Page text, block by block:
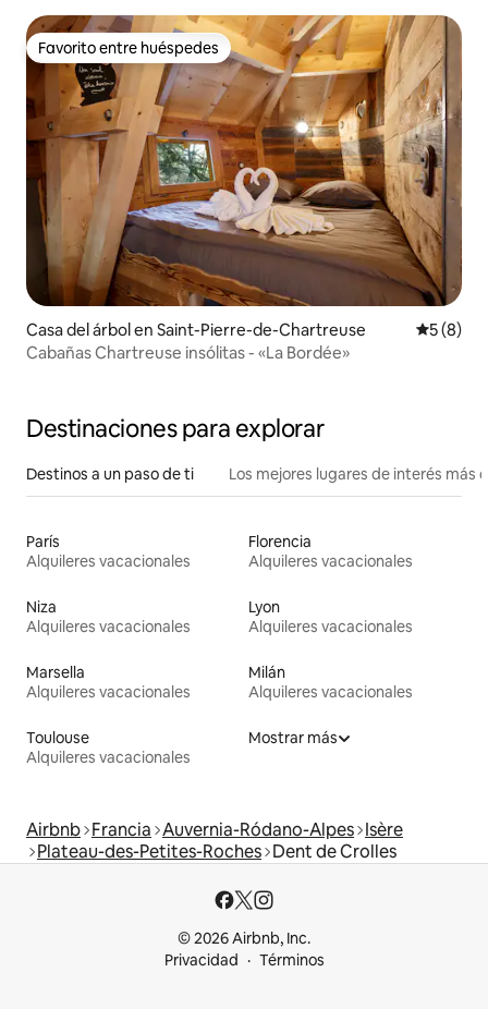
Favorito entre huéspedes
Favorito entre huéspedes
Casa del árbol en Saint-Pierre-de-Chartreuse
5 (8)
Cabañas Chartreuse insólitas - «La Bordée»
Destinaciones para explorar
Destinos a un paso de ti Los mejores lugares de interés más
París
Alquileres vacacionales
Florencia
Alquileres vacacionales
Niza
Alquileres vacacionales
Lyon
Alquileres vacacionales
Marsella
Alquileres vacacionales
Milán
Alquileres vacacionales
Toulouse
Alquileres vacacionales
Mostrar más
Airbnb Francia Auvernia-Ródano-Alpes Isère
Plateau-des-Petites-Roches Dent de Crolles
© 2026 Airbnb, Inc.
Privacidad
Términos